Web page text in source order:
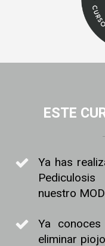
ESTE
Ya has
nuestro
Ya
eliminar